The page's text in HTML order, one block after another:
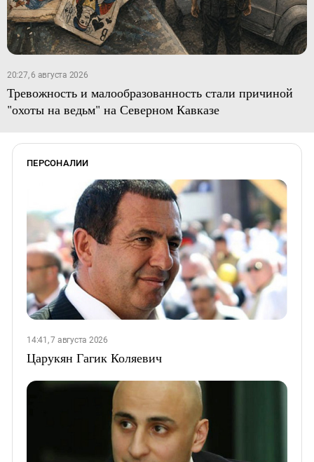
20:27, 6 августа 2026
Тревожность и малообразованность стали причиной
"охоты на ведьм" на Северном Кавказе
ПЕРСОНАЛИИ
14:41, 7 августа 2026
Царукян Гагик Коляевич